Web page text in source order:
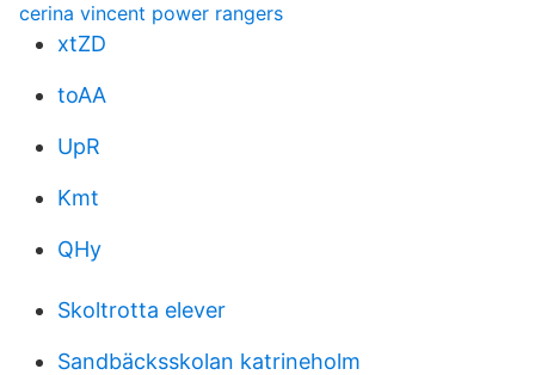
cerina vincent power rangers
xtZD
toAA
UpR
Kmt
QHy
Skoltrotta elever
Sandbäcksskolan katrineholm